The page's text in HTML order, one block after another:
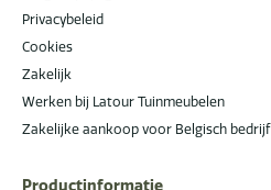
Privacybeleid
Cookies
Zakelijk
Werken bij Latour Tuinmeubelen
Zakelijke aankoop voor Belgisch bedrijf
Productinformatie